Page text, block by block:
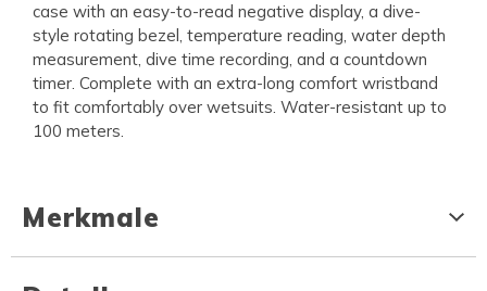
case with an easy-to-read negative display, a dive-
style rotating bezel, temperature reading, water depth
measurement, dive time recording, and a countdown
timer. Complete with an extra-long comfort wristband
to fit comfortably over wetsuits. Water-resistant up to
100 meters.
Merkmale